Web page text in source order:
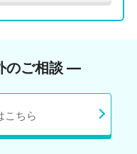
のご相談 ―
こちら